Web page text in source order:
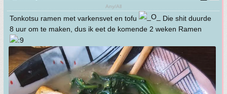
Any/All
Tonkotsu ramen met varkensvet en tofu
Die shit duurde
8 uur om te maken, dus ik eet de komende 2 weken Ramen